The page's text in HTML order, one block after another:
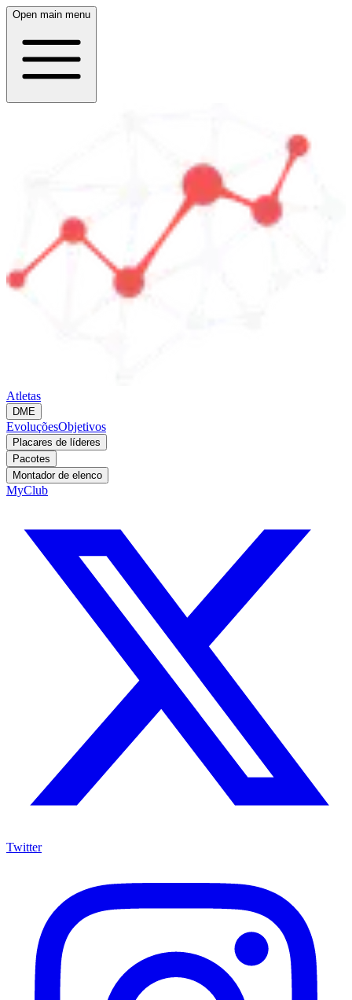
Open main menu
Atletas
DME
EvoluçõesObjetivos
Placares de líderes
Pacotes
Montador de elenco
MyClub
Twitter